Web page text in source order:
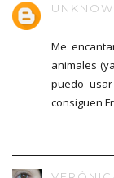
Me
animales
puedo
consiguen